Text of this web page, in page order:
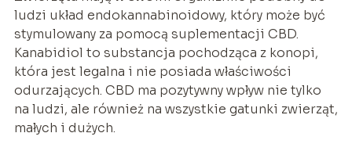
ludzi układ endokannabinoidowy, który może być
stymulowany za pomocą suplementacji CBD.
Kanabidiol to substancja pochodząca z konopi,
która jest legalna i nie posiada właściwości
odurzających. CBD ma pozytywny wpływ nie tylko
na ludzi, ale również na wszystkie gatunki zwierząt,
małych i dużych.